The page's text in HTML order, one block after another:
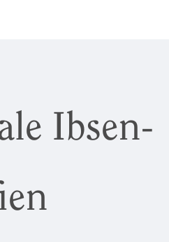
Ibsen-